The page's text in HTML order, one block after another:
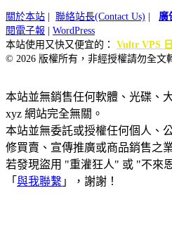
關於本站 聯絡站長(Contact Us) 廣
閱電子報
WordPress
本站使用又快又便宜的： Vultr VPS
© 2026 版權所有，非經授權請勿全文
本站並無銷售任何軟體、光碟、
xyz 網站完全無關。
本站並無委託或授權任何個人、
修買賣、宣傳推廣或商品銷售之
若發現盜用 "重灌狂人" 或 "不來
「 與我聯繫 」，謝謝！